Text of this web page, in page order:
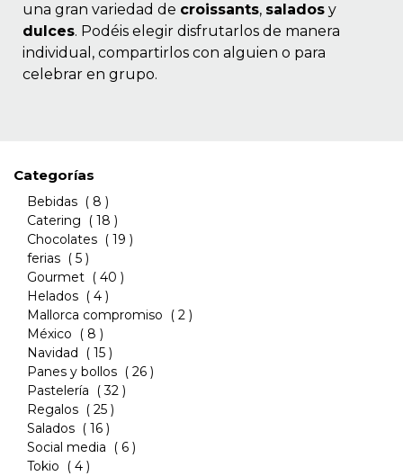
una gran variedad de croissants, salados y
dulces. Podéis elegir disfrutarlos de manera
individual, compartirlos con alguien o para
celebrar en grupo.
Categorías
Bebidas ( 8 )
Catering ( 18 )
Chocolates ( 19 )
ferias ( 5 )
Gourmet ( 40 )
Helados ( 4 )
Mallorca compromiso ( 2 )
México ( 8 )
Navidad ( 15 )
Panes y bollos ( 26 )
Pastelería ( 32 )
Regalos ( 25 )
Salados ( 16 )
Social media ( 6 )
Tokio ( 4 )